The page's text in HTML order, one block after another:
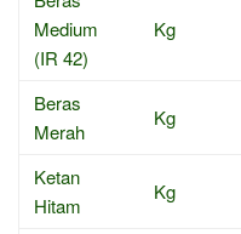
Medium
(IR 42)
Kg
Beras
Merah
Kg
Ketan
Hitam
Kg